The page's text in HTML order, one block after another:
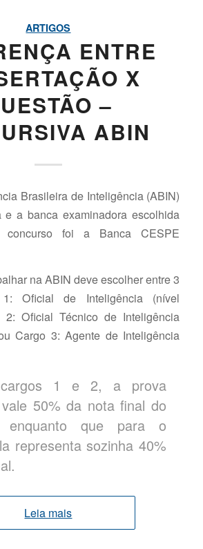
ARTIGOS
ENTRE
X
–
ABIN
Brasileira de Inteligência (ABIN)
a banca examinadora escolhida
foi a Banca CESPE
na ABIN deve escolher entre 3
Oficial de Inteligência (nível
2: Oficial Técnico de Inteligência
Cargo 3: Agente de Inteligência
1 e 2, a prova
50% da nota final do
enquanto que para o
representa sozinha 40%
Leia mais